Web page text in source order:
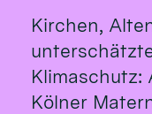
Kirchen,
Klimaschutz:
Kölner